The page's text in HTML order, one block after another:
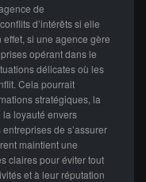
de
d’intérêts si elle
si une agence gère
opérant dans le
délicates où les
Cela pourrait
stratégiques, la
loyauté envers
de s’assurer
maintient une
claires pour éviter tout
et à leur réputation